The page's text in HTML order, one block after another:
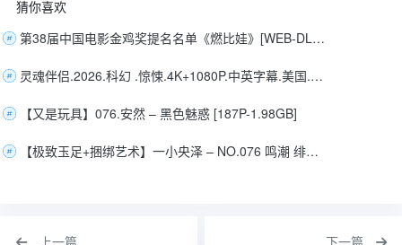
猜你喜欢
第38届中国电影金鸡奖提名名单《燃比娃》[WEB‑DL‑MKV/8.6G][中文字幕][4K‑2160P][H265][HDR][60fps][DDP5.1]
灵魂伴侣.2026.科幻 .惊悚.4K+1080P.中英字幕.美国.莉莉·沙利文
【又是玩具】076.安然 – 黑色魅惑 [187P-1.98GB]
【极致玉足+捆绑艺术】一小央泽 – NO.076 鸣潮 绯雪[111P-1V-2.68G]
上一篇
下一篇